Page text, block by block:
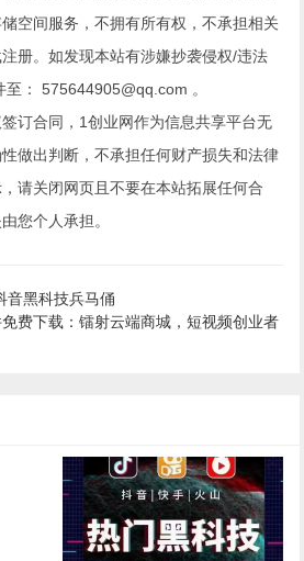
空间服务，不拥有所有权，不承担相关
册。如发现本站有涉嫌抄袭侵权/违法
： 575644905@qq.com 。
签订合同，1创业网作为信息共享平台无
做出判断，不承担任何财产损失和法律
请关闭网页且不要在本站拓展任何合
您个人承担。
音黑科技兵马俑
费下载：镭射云端商城，短视频创业者